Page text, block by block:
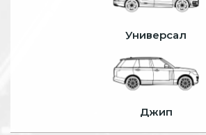
Универсал
Джип